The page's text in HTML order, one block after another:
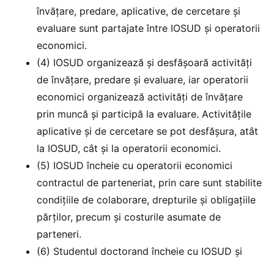
învățare, predare, aplicative, de cercetare și
evaluare sunt partajate între IOSUD și operatorii
economici.
(4) IOSUD organizează și desfășoară activități
de învățare, predare și evaluare, iar operatorii
economici organizează activități de învățare
prin muncă și participă la evaluare. Activitățile
aplicative și de cercetare se pot desfășura, atât
la IOSUD, cât și la operatorii economici.
(5) IOSUD încheie cu operatorii economici
contractul de parteneriat, prin care sunt stabilite
condițiile de colaborare, drepturile și obligațiile
părților, precum și costurile asumate de
parteneri.
(6) Studentul doctorand încheie cu IOSUD și